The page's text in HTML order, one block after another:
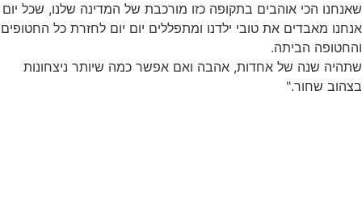
שאנחנו הכי אוהבים בתקופה כזו מורכבת של המדינה שלנו, שכל יום
אנחנו מאבדים את טובי ילדנו ומתפללים יום יום לחזרת כל החטופים
והחטופה הביתה.
שתהיה שנה של אחדות, אהבה ואם אפשר כמה שיותר ניצחונות
בצהוב שחור."